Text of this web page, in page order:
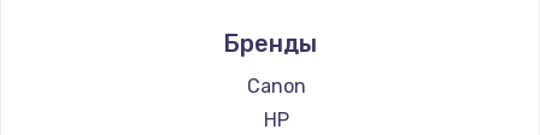
Ремонт принтеров Kodak
Ремонт принтеров Lexmark
Ремонт принтеров Sharp
Бренды
Canon
HP